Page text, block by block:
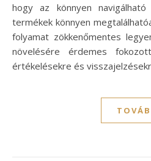
hogy az könnyen
termékek könnyen
folyamat zökkenőmentes
növelésére érdemes
értékelésekre és